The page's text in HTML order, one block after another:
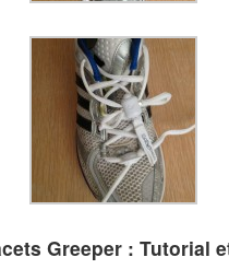
Greeper : Tutorial